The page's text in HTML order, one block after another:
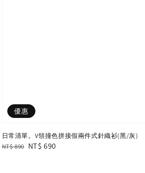
優惠
日常清單。V領撞色拼接假兩件式針織衫(黑/灰)
Regular
NT$ 890 Sale
NT$ 690